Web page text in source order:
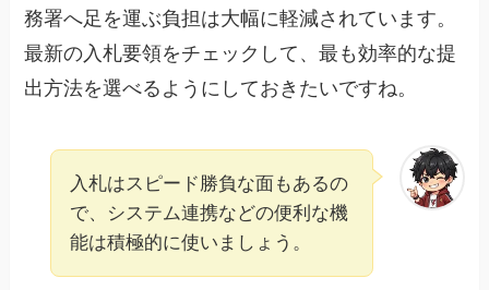
務署へ足を運ぶ負担は大幅に軽減されています。
最新の入札要領をチェックして、最も効率的な提
出方法を選べるようにしておきたいですね。
入札はスピード勝負な面もあるの
で、システム連携などの便利な機
能は積極的に使いましょう。